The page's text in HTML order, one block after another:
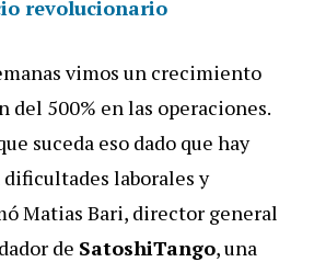
revolucionario
vimos un crecimiento
del 500% en las operaciones.
suceda eso dado que hay
laborales y
Matias Bari, director general
de SatoshiTango, una